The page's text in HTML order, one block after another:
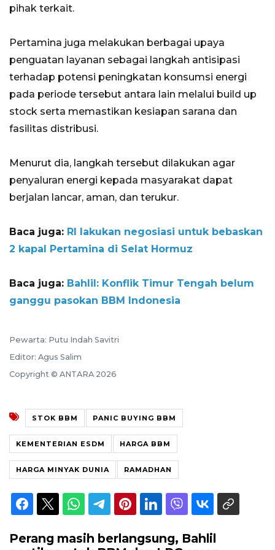
pihak terkait.
Pertamina juga melakukan berbagai upaya
penguatan layanan sebagai langkah antisipasi
terhadap potensi peningkatan konsumsi energi
pada periode tersebut antara lain melalui build up
stock serta memastikan kesiapan sarana dan
fasilitas distribusi.
Menurut dia, langkah tersebut dilakukan agar
penyaluran energi kepada masyarakat dapat
berjalan lancar, aman, dan terukur.
Baca juga: RI lakukan negosiasi untuk bebaskan
2 kapal Pertamina di Selat Hormuz
Baca juga: Bahlil: Konflik Timur Tengah belum
ganggu pasokan BBM Indonesia
Pewarta: Putu Indah Savitri
Editor: Agus Salim
Copyright © ANTARA 2026
STOK BBM PANIC BUYING BBM
KEMENTERIAN ESDM HARGA BBM
HARGA MINYAK DUNIA RAMADHAN
Perang masih berlangsung, Bahlil